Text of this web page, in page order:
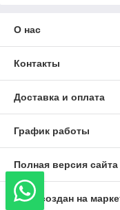
О нас
Контакты
Доставка и оплата
График работы
Полная версия сайта
Сайт создан на